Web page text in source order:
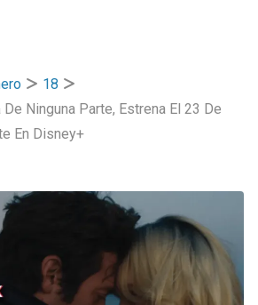
18
Ninguna Parte, Estrena El 23 De
En Disney+